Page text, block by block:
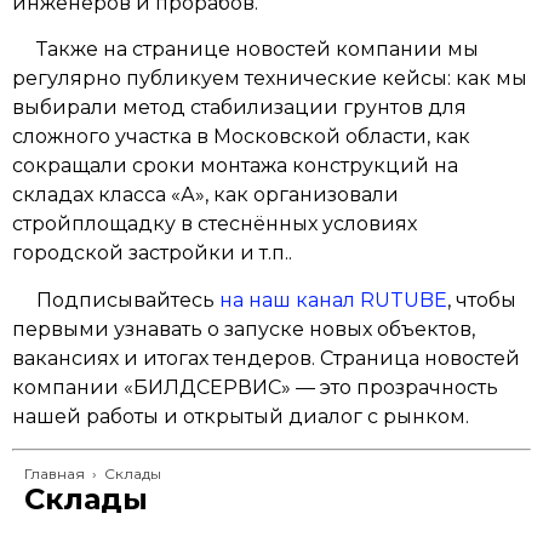
Также на странице новостей компании мы
регулярно публикуем технические кейсы: как мы
выбирали метод стабилизации грунтов для
сложного участка в Московской области, как
сокращали сроки монтажа конструкций на
складах класса «А», как организовали
стройплощадку в стеснённых условиях
городской застройки и т.п..
Подписывайтесь на наш канал RUTUBE, чтобы
первыми узнавать о запуске новых объектов,
вакансиях и итогах тендеров. Страница новостей
компании «БИЛДСЕРВИС» — это прозрачность
нашей работы и открытый диалог с рынком.
Главная › Склады
Склады